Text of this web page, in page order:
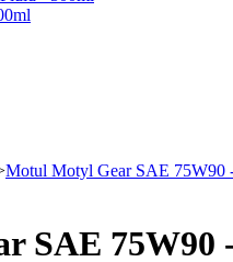
Motul Motyl Gear SAE 75W90
SAE 75W90